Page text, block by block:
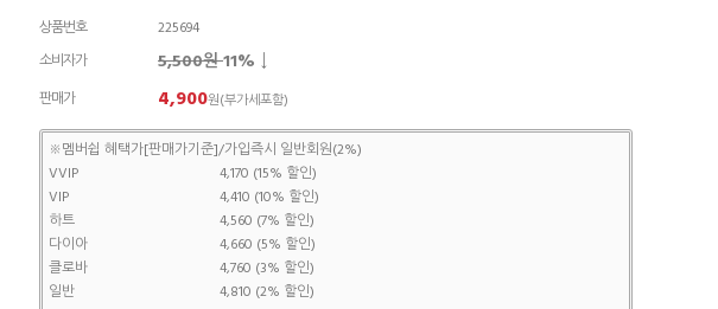
상품번호
225694
소비자가
5,500원11% ↓
판매가 4,900원(부가세포함)
※멤버쉽 혜택가[판매가기준]/가입즉시 일반회원(2%)
VVIP
4,170 (15% 할인)
VIP
4,410 (10% 할인)
하트
4,560 (7% 할인)
다이아
4,660 (5% 할인)
클로바
4,760 (3% 할인)
일반
4,810 (2% 할인)